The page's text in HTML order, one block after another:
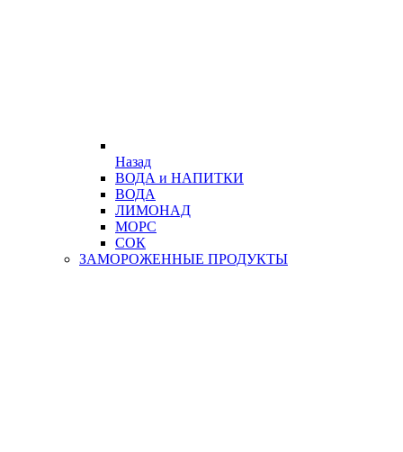
Назад
ВОДА и НАПИТКИ
ВОДА
ЛИМОНАД
МОРС
СОК
ЗАМОРОЖЕННЫЕ ПРОДУКТЫ